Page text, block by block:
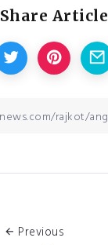
Share Article
Previous